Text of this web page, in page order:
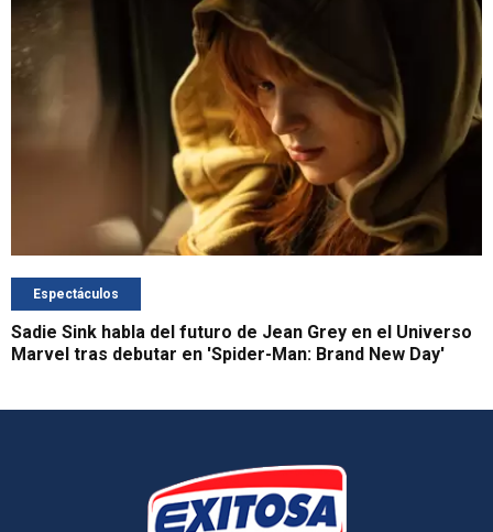
Espectáculos
Sadie Sink habla del futuro de Jean Grey en el Universo
Marvel tras debutar en 'Spider-Man: Brand New Day'